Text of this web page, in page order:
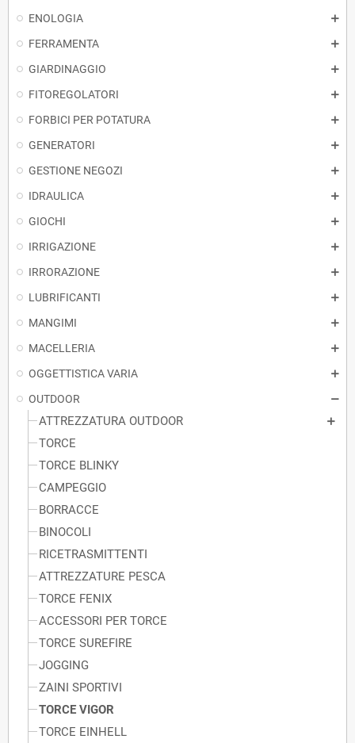
ENOLOGIA
FERRAMENTA
GIARDINAGGIO
FITOREGOLATORI
FORBICI PER POTATURA
GENERATORI
GESTIONE NEGOZI
IDRAULICA
GIOCHI
IRRIGAZIONE
IRRORAZIONE
LUBRIFICANTI
MANGIMI
MACELLERIA
OGGETTISTICA VARIA
OUTDOOR
ATTREZZATURA OUTDOOR
TORCE
TORCE BLINKY
CAMPEGGIO
BORRACCE
BINOCOLI
RICETRASMITTENTI
ATTREZZATURE PESCA
TORCE FENIX
ACCESSORI PER TORCE
TORCE SUREFIRE
JOGGING
ZAINI SPORTIVI
TORCE VIGOR
TORCE EINHELL